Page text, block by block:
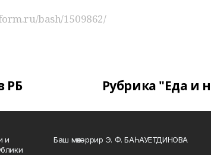
bash/1509862/
РБ Рубрика "Еда и
и
Баш мөхәррир Э. Ф. БАҺАУЕТДИНОВА